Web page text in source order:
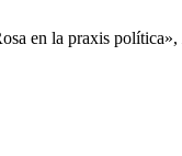
en la praxis política»,